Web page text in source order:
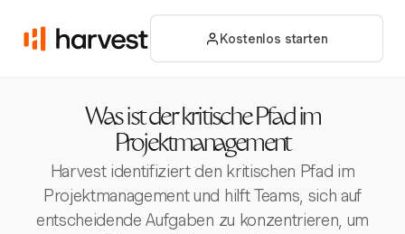
Kostenlos starten
Was ist der kritische Pfad im
Projektmanagement
Harvest identifiziert den kritischen Pfad im
Projektmanagement und hilft Teams, sich auf
entscheidende Aufgaben zu konzentrieren, um